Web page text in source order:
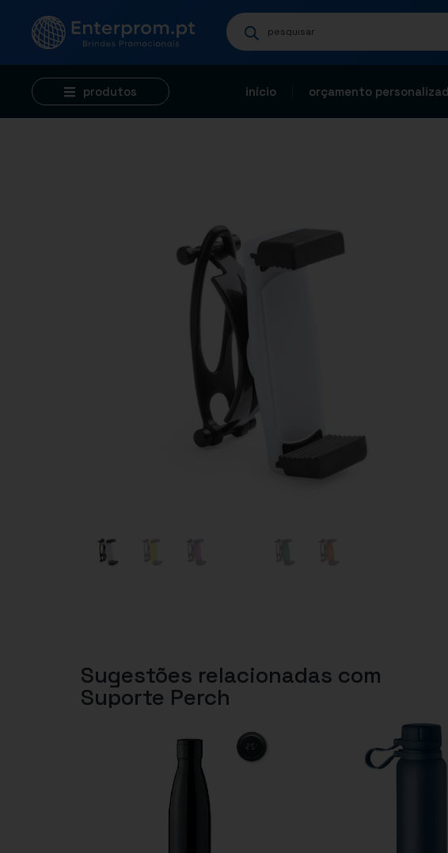
produtos início orçamento
Sugestões relacionadas com
Suporte Perch